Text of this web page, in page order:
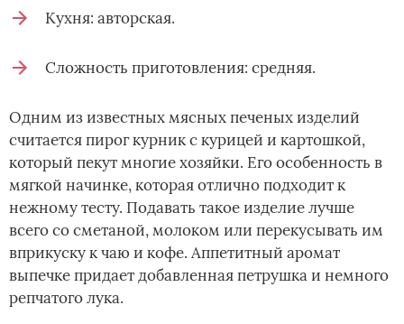
Кухня: авторская.
Сложность приготовления: средняя.
Одним из известных мясных печеных изделий
считается пирог курник с курицей и картошкой,
который пекут многие хозяйки. Его особенность в
мягкой начинке, которая отлично подходит к
нежному тесту. Подавать такое изделие лучше
всего со сметаной, молоком или перекусывать им
вприкуску к чаю и кофе. Аппетитный аромат
выпечке придает добавленная петрушка и немного
репчатого лука.